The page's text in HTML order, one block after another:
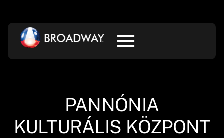
PANNÓNIA
KULTURÁLIS KÖZPONT